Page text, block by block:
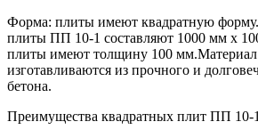
Форма: плиты имеют квадратную
плиты ПП 10-1 составляют 1000 мм x
плиты имеют толщину 100
изготавливаются из прочного и
бетона.
Преимущества квадратных плит ПП 10-